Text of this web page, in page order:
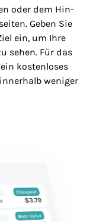
oder dem Hin-
Geben Sie
ein, um Ihre
sehen. Für das
kostenloses
weniger